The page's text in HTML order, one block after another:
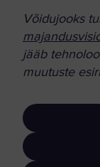
Võidujooks
jääb
muutuste